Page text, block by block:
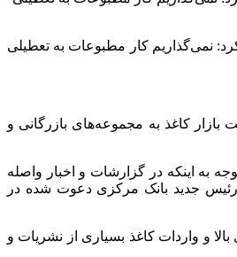
نمی‌گذاریم کار مطبوعات به تعطیلی
کاغذ به مجموعه‌های بازرگانی و
به اینکه در گزارشات و اخبار واصله
جدید بانک مرکزی دعوت شده در
و واردات کاغذ بسیاری از نشریات و